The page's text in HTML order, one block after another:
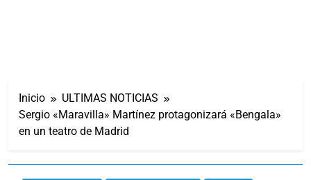
Inicio
ULTIMAS NOTICIAS
Sergio «Maravilla» Martínez protagonizará «Bengala»
en un teatro de Madrid